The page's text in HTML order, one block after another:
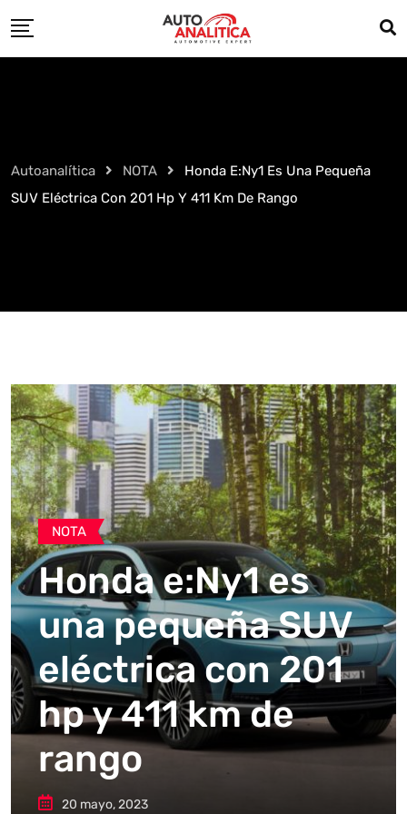
to
Autoanalítica NOTA
Honda E:Ny1 Es Una Pequeña
SUV Eléctrica Con 201 Hp Y 411 Km De Rango
NOTA
Honda e:Ny1 es
una pequeña SUV
eléctrica con 201
hp y 411 km de
rango
20 mayo, 2023